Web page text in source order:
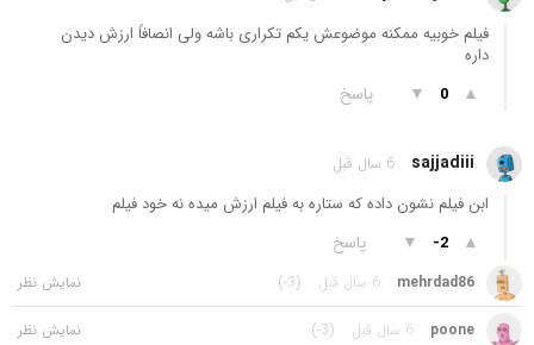
فیلم خوبیه ممکنه موضوعش یکم تکراری باشه ولی انصافاً ارزش دیدن
داره
▲
0
▼ پاسخ
sajjadiii 6 سال قبل
ابن فیلم نشون داده که ستاره به فیلم ارزش میده نه خود فیلم
▲
-2
▼ پاسخ
mehrdad86 6 سال قبل (-3)
poone 6 سال قبل (-3)